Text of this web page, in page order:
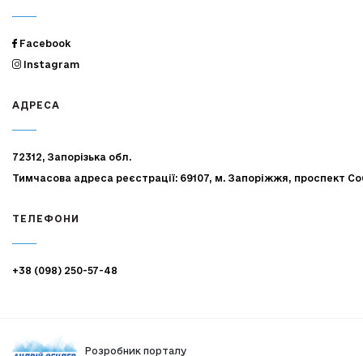
Facebook
Instagram
АДРЕСА
72312, Запорізька обл.
Тимчасова адреса реєстрації: 69107, м. Запоріжжя, проспект
ТЕЛЕФОНИ
+38 (098) 250-57-48
Розробник порталу